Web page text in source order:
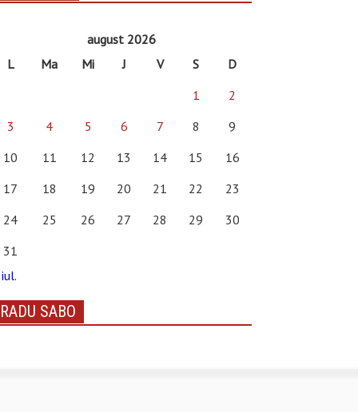
august 2026
L
Ma Mi J V S
D
1
2
3
4 5 6 7 8
9
10
11 12 13 14 15
16
17
18 19 20 21 22
23
24
25 26 27 28 29
30
31
RADU SABO